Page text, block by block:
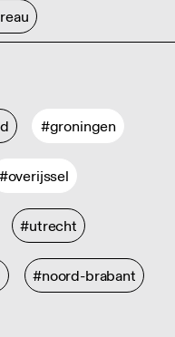
#groningen
#overijssel
#utrecht
#noord-brabant